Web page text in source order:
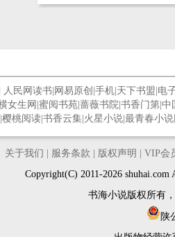
人民网读书 网易原创 手机 天下书盟 电
女生网 蜜阅书苑 蔷薇书院 书香门第 中
樱桃阅读 书香云集 火星小说 最青春小
关于我们 服务条款 版权声明
VIP会
Copyright(C) 2011-2026
书海小说版权所有
陕